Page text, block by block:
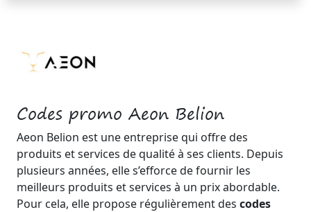
Codes promo Aeon Belion
Aeon Belion est une entreprise qui offre des
produits et services de qualité à ses clients. Depuis
plusieurs années, elle s’efforce de fournir les
meilleurs produits et services à un prix abordable.
Pour cela, elle propose régulièrement des codes